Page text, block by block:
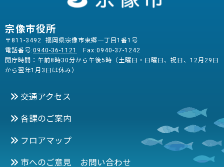
宗像市役所
〒811-3492 福岡県宗像市東郷一丁目1番1号
電話番号:0940-36-1121
Fax:0940-37-1242
開庁時間：午前8時30分から午後5時（土曜日・日曜日、祝日、12月29日
から翌年1月3日は休み）
交通アクセス
各課のご案内
フロアマップ
市へのご意見 お問い合わせ